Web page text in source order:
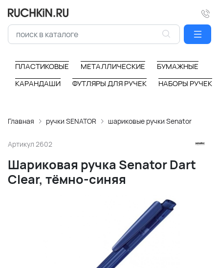
ПЛАСТИКОВЫЕ МЕТАЛЛИЧЕСКИЕ
БУМАЖНЫЕ
КАРАНДАШИ
ФУТЛЯРЫ ДЛЯ РУЧЕК НАБОРЫ РУЧЕК
Главная ручки SENATOR шариковые ручки Senator
Артикул 2602
Шариковая ручка Senator Dart
Clear, тёмно-синяя